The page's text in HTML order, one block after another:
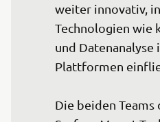
weiter innovativ,
Technologien wie
und Datenanalyse
Plattformen
Die beiden